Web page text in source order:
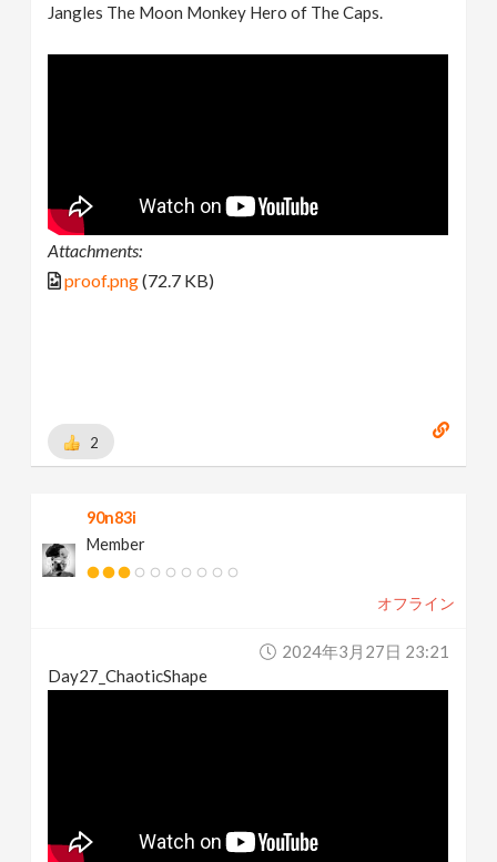
Jangles The Moon Monkey Hero of The Caps.
Attachments:
proof.png(72.7 KB)
2
90n83i
Member
オフライン
2024年3月27日 23:21
Day27_ChaoticShape